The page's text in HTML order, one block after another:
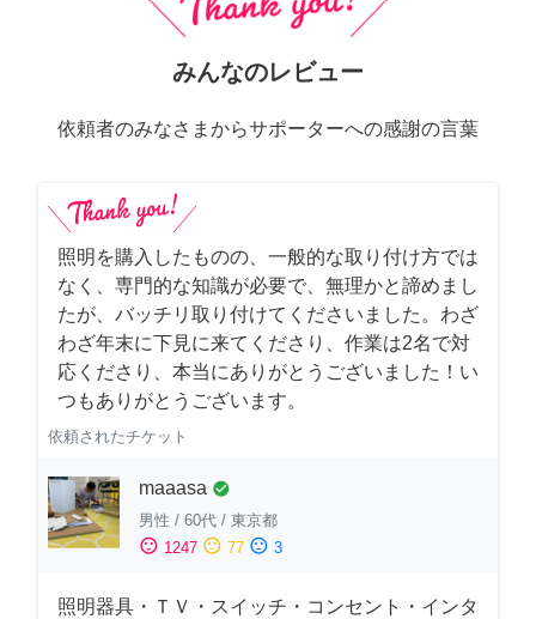
みんなのレビュー
依頼者のみなさまからサポーターへの感謝の言葉
照明を購入したものの、一般的な取り付け方では
なく、専門的な知識が必要で、無理かと諦めまし
たが、バッチリ取り付けてくださいました。わざ
わざ年末に下見に来てくださり、作業は2名で対
応くださり、本当にありがとうございました！い
つもありがとうございます。
依頼されたチケット
maaasa check_circle
男性 / 60代 / 東京都
sentiment_satisfied 1247 sentiment_neutral 77 sentiment_dissatisfied 3
照明器具・ＴＶ・スイッチ・コンセント・インタ